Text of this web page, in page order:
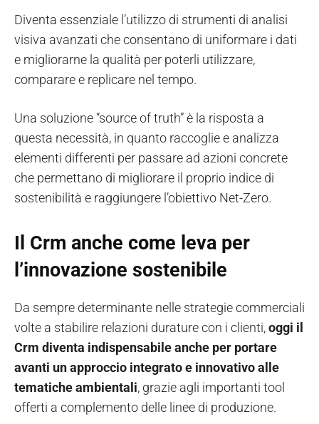
Diventa essenziale l’utilizzo di strumenti di analisi
visiva avanzati che consentano di uniformare i dati
e migliorarne la qualità per poterli utilizzare,
comparare e replicare nel tempo.
Una soluzione “source of truth” è la risposta a
questa necessità, in quanto raccoglie e analizza
elementi differenti per passare ad azioni concrete
che permettano di migliorare il proprio indice di
sostenibilità e raggiungere l’obiettivo Net-Zero.
Il Crm anche come leva per
l’innovazione sostenibile
Da sempre determinante nelle strategie commerciali
volte a stabilire relazioni durature con i clienti,oggi il
Crm diventa indispensabile anche per portare
avanti un approccio integrato e innovativo alle
tematiche ambientali, grazie agli importanti tool
offerti a complemento delle linee di produzione.